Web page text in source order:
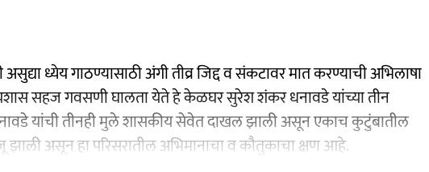
ध्येय गाठण्यासाठी अंगी तीव्र जिद्द व संकटावर मात करण्याची अभिलाषा
सहज गवसणी घालता येते हे केळघर सुरेश शंकर धनावडे यांच्या तीन
यांची तीनही मुले शासकीय सेवेत दाखल झाली असून एकाच कुटुंबातील
असून हा परिसरातील अभिमानाचा व कौतुकाचा क्षण आहे.